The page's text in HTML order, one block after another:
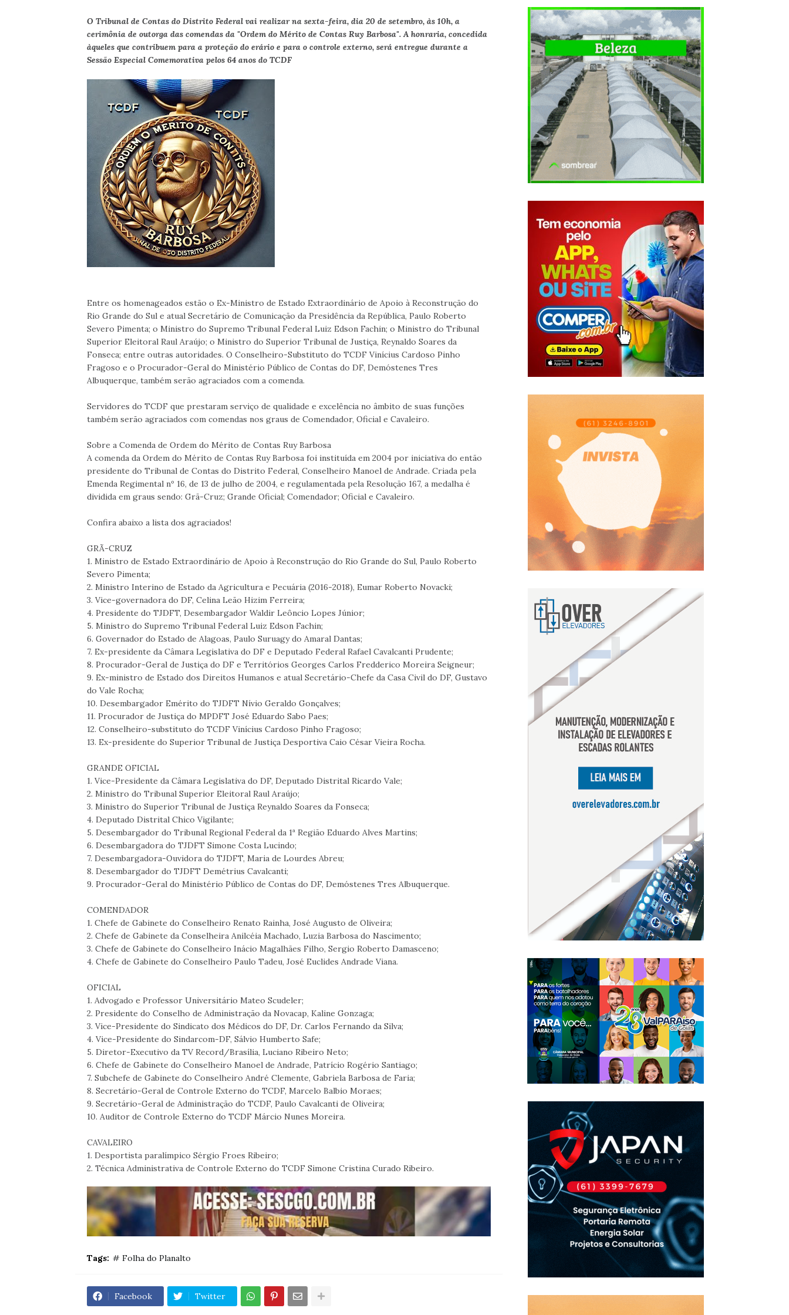
O Tribunal de Contas do Distrito Federal vai realizar na sexta-feira, dia 20 de setembro, às 10h, a
cerimônia de outorga das comendas da "Ordem do Mérito de Contas Ruy Barbosa". A honraria, concedida
àqueles que contribuem para a proteção do erário e para o controle externo, será entregue durante a
Sessão Especial Comemorativa pelos 64 anos do TCDF
Entre os homenageados estão o Ex-Ministro de Estado Extraordinário de Apoio à Reconstrução do
Rio Grande do Sul e atual Secretário de Comunicação da Presidência da República, Paulo Roberto
Severo Pimenta; o Ministro do Supremo Tribunal Federal Luiz Edson Fachin; o Ministro do Tribunal
Superior Eleitoral Raul Araújo; o Ministro do Superior Tribunal de Justiça, Reynaldo Soares da
Fonseca; entre outras autoridades. O Conselheiro-Substituto do TCDF Vinícius Cardoso Pinho
Fragoso e o Procurador-Geral do Ministério Público de Contas do DF, Demóstenes Tres
Albuquerque, também serão agraciados com a comenda.
Servidores do TCDF que prestaram serviço de qualidade e excelência no âmbito de suas funções
também serão agraciados com comendas nos graus de Comendador, Oficial e Cavaleiro.
Sobre a Comenda de Ordem do Mérito de Contas Ruy Barbosa
A comenda da Ordem do Mérito de Contas Ruy Barbosa foi instituída em 2004 por iniciativa do então
presidente do Tribunal de Contas do Distrito Federal, Conselheiro Manoel de Andrade. Criada pela
Emenda Regimental nº 16, de 13 de julho de 2004, e regulamentada pela Resolução 167, a medalha é
dividida em graus sendo: Grã-Cruz; Grande Oficial; Comendador; Oficial e Cavaleiro.
Confira abaixo a lista dos agraciados!
GRÃ-CRUZ
1. Ministro de Estado Extraordinário de Apoio à Reconstrução do Rio Grande do Sul, Paulo Roberto
Severo Pimenta;
2. Ministro Interino de Estado da Agricultura e Pecuária (2016-2018), Eumar Roberto Novacki;
3. Vice-governadora do DF, Celina Leão Hizim Ferreira;
4. Presidente do TJDFT, Desembargador Waldir Leôncio Lopes Júnior;
5. Ministro do Supremo Tribunal Federal Luiz Edson Fachin;
6. Governador do Estado de Alagoas, Paulo Suruagy do Amaral Dantas;
7. Ex-presidente da Câmara Legislativa do DF e Deputado Federal Rafael Cavalcanti Prudente;
8. Procurador-Geral de Justiça do DF e Territórios Georges Carlos Fredderico Moreira Seigneur;
9. Ex-ministro de Estado dos Direitos Humanos e atual Secretário-Chefe da Casa Civil do DF, Gustavo
do Vale Rocha;
10. Desembargador Emérito do TJDFT Nívio Geraldo Gonçalves;
11. Procurador de Justiça do MPDFT José Eduardo Sabo Paes;
12. Conselheiro-substituto do TCDF Vinícius Cardoso Pinho Fragoso;
13. Ex-presidente do Superior Tribunal de Justiça Desportiva Caio César Vieira Rocha.
GRANDE OFICIAL
1. Vice-Presidente da Câmara Legislativa do DF, Deputado Distrital Ricardo Vale;
2. Ministro do Tribunal Superior Eleitoral Raul Araújo;
3. Ministro do Superior Tribunal de Justiça Reynaldo Soares da Fonseca;
4. Deputado Distrital Chico Vigilante;
5. Desembargador do Tribunal Regional Federal da 1ª Região Eduardo Alves Martins;
6. Desembargadora do TJDFT Simone Costa Lucindo;
7. Desembargadora-Ouvidora do TJDFT, Maria de Lourdes Abreu;
8. Desembargador do TJDFT Demétrius Cavalcanti;
9. Procurador-Geral do Ministério Público de Contas do DF, Demóstenes Tres Albuquerque.
COMENDADOR
1. Chefe de Gabinete do Conselheiro Renato Rainha, José Augusto de Oliveira;
2. Chefe de Gabinete da Conselheira Anilcéia Machado, Luzia Barbosa do Nascimento;
3. Chefe de Gabinete do Conselheiro Inácio Magalhães Filho, Sergio Roberto Damasceno;
4. Chefe de Gabinete do Conselheiro Paulo Tadeu, José Euclides Andrade Viana.
OFICIAL
1. Advogado e Professor Universitário Mateo Scudeler;
2. Presidente do Conselho de Administração da Novacap, Kaline Gonzaga;
3. Vice-Presidente do Sindicato dos Médicos do DF, Dr. Carlos Fernando da Silva;
4. Vice-Presidente do Sindarcom-DF, Sálvio Humberto Safe;
5. Diretor-Executivo da TV Record/Brasília, Luciano Ribeiro Neto;
6. Chefe de Gabinete do Conselheiro Manoel de Andrade, Patrício Rogério Santiago;
7. Subchefe de Gabinete do Conselheiro André Clemente, Gabriela Barbosa de Faria;
8. Secretário-Geral de Controle Externo do TCDF, Marcelo Balbio Moraes;
9. Secretário-Geral de Administração do TCDF, Paulo Cavalcanti de Oliveira;
10. Auditor de Controle Externo do TCDF Márcio Nunes Moreira.
CAVALEIRO
1. Desportista paralímpico Sérgio Froes Ribeiro;
2. Técnica Administrativa de Controle Externo do TCDF Simone Cristina Curado Ribeiro.
Tags: # Folha do Planalto
Facebook Twitter